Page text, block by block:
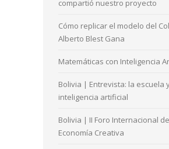
compartió nuestro proyecto
Cómo replicar el modelo del
Alberto Blest Gana
Matemáticas con Inteligencia
Bolivia | Entrevista: la escuela
inteligencia artificial
Bolivia | II Foro Internacional de
Economía Creativa